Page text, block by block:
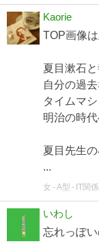
Kaorie
TOP画像
夏目漱石
自分の過
タイムマ
明治の時
夏目先生
...
女 A型 IT関係
いわし
忘れっぽ